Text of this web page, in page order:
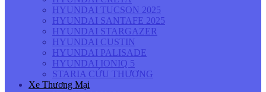
HYUNDAI TUCSON 2025
HYUNDAI SANTAFE 2025
HYUNDAI STARGAZER
HYUNDAI CUSTIN
HYUNDAI PALISADE
HYUNDAI IONIQ 5
STARIA CỨU THƯƠNG
Xe Thương Mại